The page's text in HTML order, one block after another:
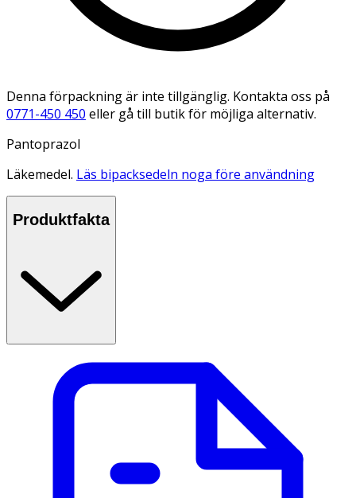
Denna förpackning är inte tillgänglig. Kontakta oss på
0771-450 450 eller gå till butik för möjliga alternativ.
Pantoprazol
Läkemedel. Läs bipacksedeln noga före användning
Produktfakta